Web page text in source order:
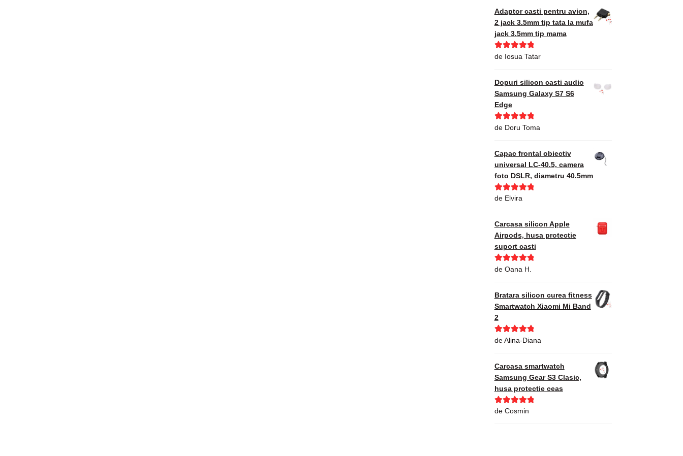
Adaptor casti pentru avion,
2 jack 3.5mm tip tata la mufa
jack 3.5mm tip mama
Evaluat la5
de Iosua Tatar
Dopuri silicon casti audio
Samsung Galaxy S7 S6
Edge
Evaluat la5
de Doru Toma
Capac frontal obiectiv
universal LC-40.5, camera
foto DSLR, diametru 40.5mm
Evaluat la
de Elvira
Carcasa silicon Apple
Airpods, husa protectie
suport casti
Evaluat la5
de Oana H.
Bratara silicon curea fitness
Smartwatch Xiaomi Mi Band
2
Evaluat la5
de Alina-Diana
Carcasa smartwatch
Samsung Gear S3 Clasic,
husa protectie ceas
Evaluat la5
de Cosmin